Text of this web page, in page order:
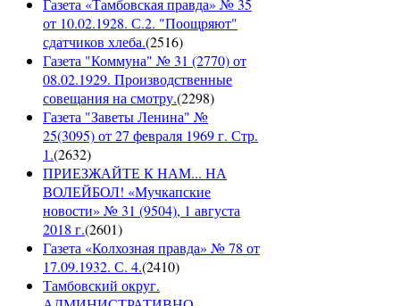
Газета «Тамбовская правда» № 35
от 10.02.1928. С.2. "Поощряют"
сдатчиков хлеба.(2516)
Газета "Коммуна" № 31 (2770) от
08.02.1929. Производственные
совещания на смотру.(2298)
Газета "Заветы Ленина" №
25(3095) от 27 февраля 1969 г. Стр.
1.(2632)
ПРИЕЗЖАЙТЕ К НАМ... НА
ВОЛЕЙБОЛ! «Мучкапские
новости» № 31 (9504), 1 августа
2018 г.(2601)
Газета «Колхозная правда» № 78 от
17.09.1932. С. 4.(2410)
Тамбовский округ.